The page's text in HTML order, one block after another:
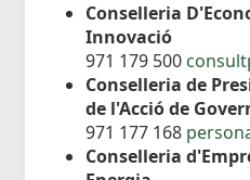
Conselleria
Innovació
971 179 500
Conselleria de
de l'Acció de
971 177 168
Conselleria